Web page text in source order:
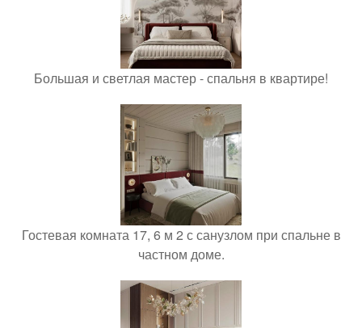
Большая и светлая мастер - спальня в квартире!
Гостевая комната 17, 6 м 2 с санузлом при спальне в
частном доме.